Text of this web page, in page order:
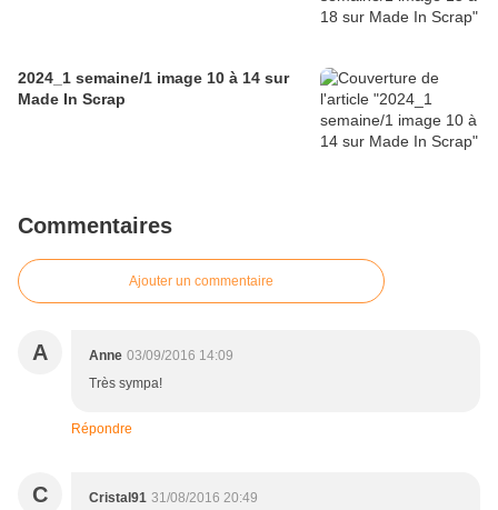
2024_1 semaine/1 image 10 à 14 sur
Made In Scrap
Commentaires
Ajouter un commentaire
A Anne 03/09/2016 14:09
Très sympa!
Répondre
C Cristal91 31/08/2016 20:49